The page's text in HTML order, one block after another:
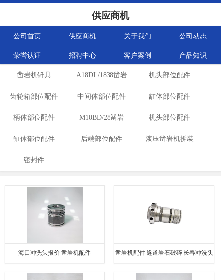
供应商机
公司首页 供应商机 关于我们 公司动态
荣誉认证 招聘中心 客户案例 产品知识
凿岩机钎具 A18DL/1838凿岩
机
机头部位配件
齿轮箱部位配件 中间体部位配件 缸体部位配件
柄体部位配件 M10BD/28凿岩
机
机头部位配件
缸体部位配件 后端部位配件 液压凿岩机拆装
密封件
海口冲洗头报价 凿岩机配件 凿岩机配件 隧道岩石破碎 长春冲洗头